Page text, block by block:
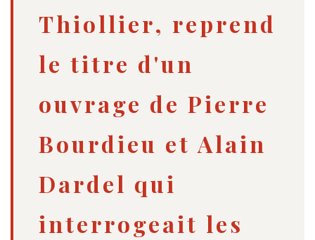
Thiollier, reprend
le titre d'un
ouvrage de Pierre
Bourdieu et Alain
Dardel qui
interrogeait les